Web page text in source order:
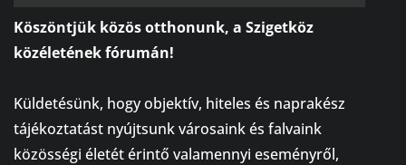
Köszöntjük közös otthonunk, a Szigetköz
közéletének fórumán!
Küldetésünk, hogy objektív, hiteles és naprakész
tájékoztatást nyújtsunk városaink és falvaink
közösségi életét érintő valamennyi eseményről,